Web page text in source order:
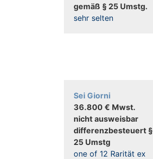
gemäß § 25 Umstg.
sehr selten
Sei Giorni
36.800 € Mwst.
nicht ausweisbar
differenzbesteuert §
25 Umstg
one of 12 Rarität ex